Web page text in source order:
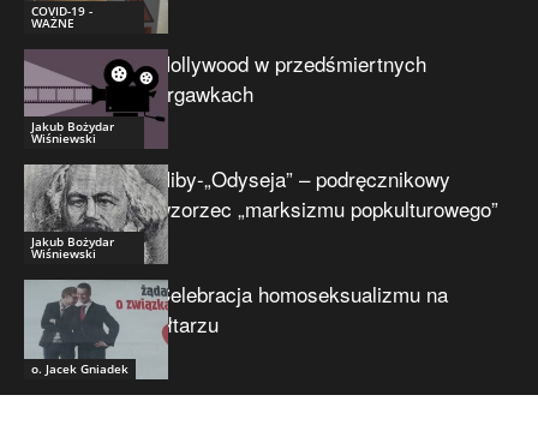
COVID-19 -
WAŻNE
Jakub Bożydar
Wiśniewski
Hollywood w przedśmiertnych
drgawkach
Jakub Bożydar
Wiśniewski
Niby-„Odyseja” – podręcznikowy
wzorzec „marksizmu popkulturowego”
o. Jacek Gniadek
Celebracja homoseksualizmu na
ołtarzu